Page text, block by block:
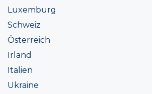
Luxemburg
Schweiz
Österreich
Irland
Italien
Ukraine